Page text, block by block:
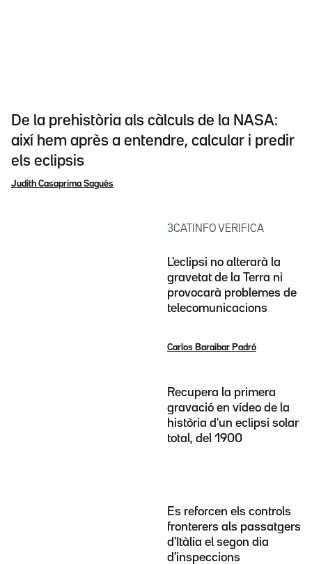
De la prehistòria als càlculs de la NASA:
així hem après a entendre, calcular i predir
els eclipsis
Judith Casaprima Sagués
3CATINFO VERIFICA
L'eclipsi no alterarà la
gravetat de la Terra ni
provocarà problemes de
telecomunicacions
Carlos Baraibar Padró
Recupera la primera
gravació en vídeo de la
història d'un eclipsi solar
total, del 1900
Es reforcen els controls
fronterers als passatgers
d'Itàlia el segon dia
d'inspeccions